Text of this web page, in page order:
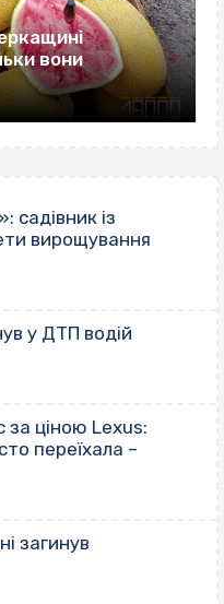
вони
садівник із
вирощування
у ДТП водій
за ціною Lexus:
переїхала –
загинув